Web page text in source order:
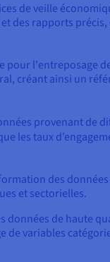
de veille
des rapports
l'entreposage
créant ainsi un
provenant de
les taux
des
et sectorielles.
données de haute
variables